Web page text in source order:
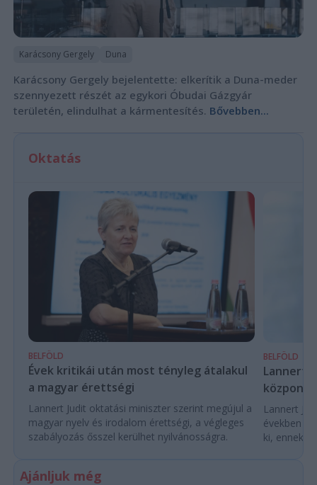
Karácsony Gergely Duna
Karácsony Gergely bejelentette: elkerítik a Duna-meder
szennyezett részét az egykori Óbudai Gázgyár
területén, elindulhat a kármentesítés. Bővebben...
Oktatás
BELFÖLD
Évek kritikái után most tényleg átalakul
a magyar érettségi
Lannert Judit oktatási miniszter szerint megújul a
magyar nyelv és irodalom érettségi, a végleges
szabályozás ősszel kerülhet nyilvánosságra.
BELFÖLD
Lannert
Lannert
években
ki, ennek
Ajánljuk még